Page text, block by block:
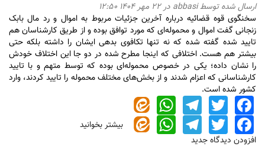
ارسال شده توسطabbasi در ۲۲ مهر ۱۴۰۴ ۱۲:۵۰
سخنگوی قوه قضائیه درباره آخرین جزئیات مربوط به اموال و رد مال بابک
زنجانی گفت اموال و محموله‌ای که مورد توافق بوده و از طریق کارشناسان هم
تایید شده گفته شده که نه تنها تکافوی بدهی ایشان را داشته بلکه حتی
بیشتر هم هست. اختلافی که اینجا مطرح شده در دو جا این اختلاف خودش
را نشان داده؛ یکی در خصوص محموله‌ای بوده که توسط متهم و با تایید
کارشناسانی که اعزام شدند و از بخش‌های مختلف محموله را تایید کردند، وارد
کشور شده است.
Facebook
Twitter
Telegram
WhatsApp
Facebook
Twitter
Telegram
WhatsApp
بیشتر بخوانید
افزودن دیدگاه جدید